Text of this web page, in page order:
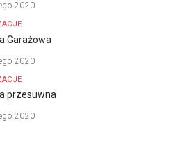
2020
Garażowa
2020
przesuwna
2020